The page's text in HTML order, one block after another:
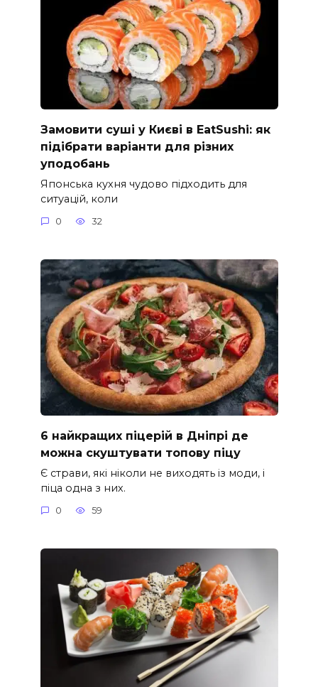
Замовити суші у Києві в EatSushi: як
підібрати варіанти для різних
уподобань
Японська кухня чудово підходить для
ситуацій, коли
0 32
6 найкращих піцерій в Дніпрі де
можна скуштувати топову піцу
Є страви, які ніколи не виходять із моди, і
піца одна з них.
0 59